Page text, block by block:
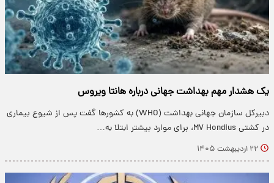
یک هشدار مهم بهداشت جهانی درباره هانتا ویروس
دبیرکل سازمان جهانی بهداشت (WHO) به کشورها گفت پس از شیوع بیماری
در کشتی MV Hondius، برای موارد بیشتر ابتلا به…
۲۲ اردیبهشت ۱۴۰۵